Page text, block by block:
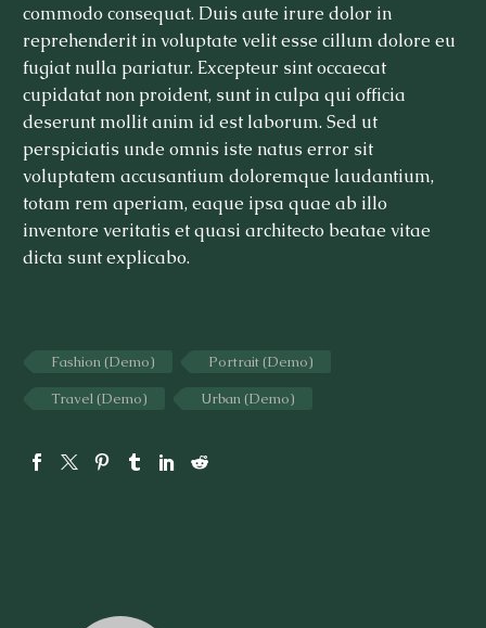
commodo consequat. Duis aute irure dolor in
reprehenderit in voluptate velit esse cillum dolore eu
fugiat nulla pariatur. Excepteur sint occaecat
cupidatat non proident, sunt in culpa qui officia
deserunt mollit anim id est laborum. Sed ut
perspiciatis unde omnis iste natus error sit
voluptatem accusantium doloremque laudantium,
totam rem aperiam, eaque ipsa quae ab illo
inventore veritatis et quasi architecto beatae vitae
dicta sunt explicabo.
Fashion (Demo)
Portrait (Demo)
Travel (Demo)
Urban (Demo)